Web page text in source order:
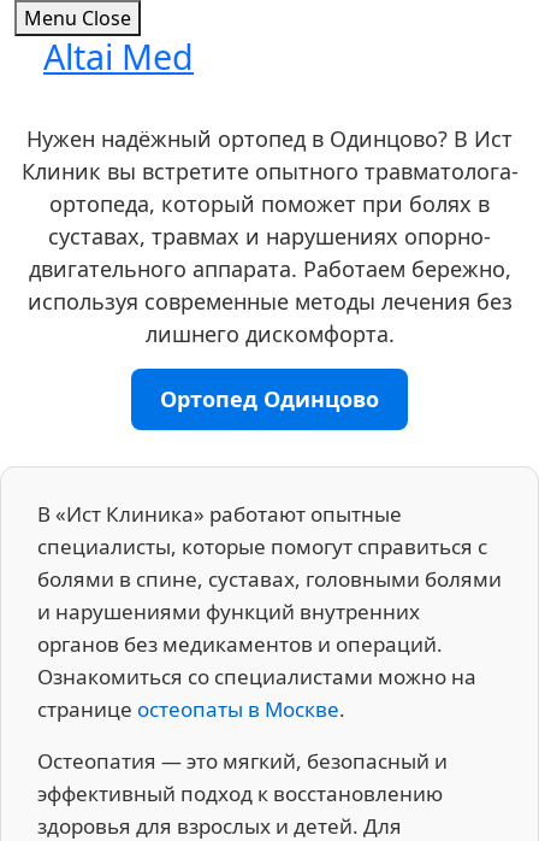
Menu Close
Altai Med
Нужен надёжный ортопед в Одинцово? В Ист
Клиник вы встретите опытного травматолога-
ортопеда, который поможет при болях в
суставах, травмах и нарушениях опорно-
двигательного аппарата. Работаем бережно,
используя современные методы лечения без
лишнего дискомфорта.
Ортопед Одинцово
В «Ист Клиника» работают опытные
специалисты, которые помогут справиться с
болями в спине, суставах, головными болями
и нарушениями функций внутренних
органов без медикаментов и операций.
Ознакомиться со специалистами можно на
странице остеопаты в Москве.
Остеопатия — это мягкий, безопасный и
эффективный подход к восстановлению
здоровья для взрослых и детей. Для